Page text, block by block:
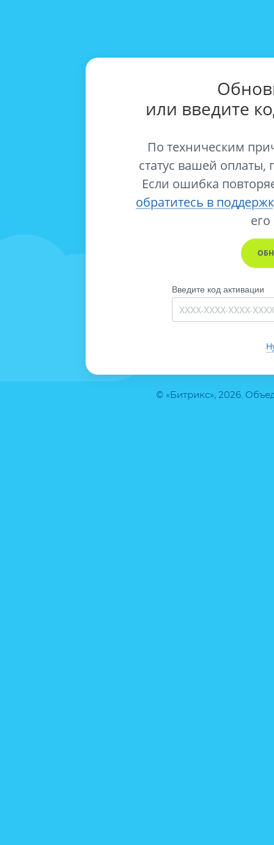
© «Битрикс», 2026.
или введите
По техническим
статус вашей оплаты,
Если ошибка
обратитесь в
его
Введите код активации